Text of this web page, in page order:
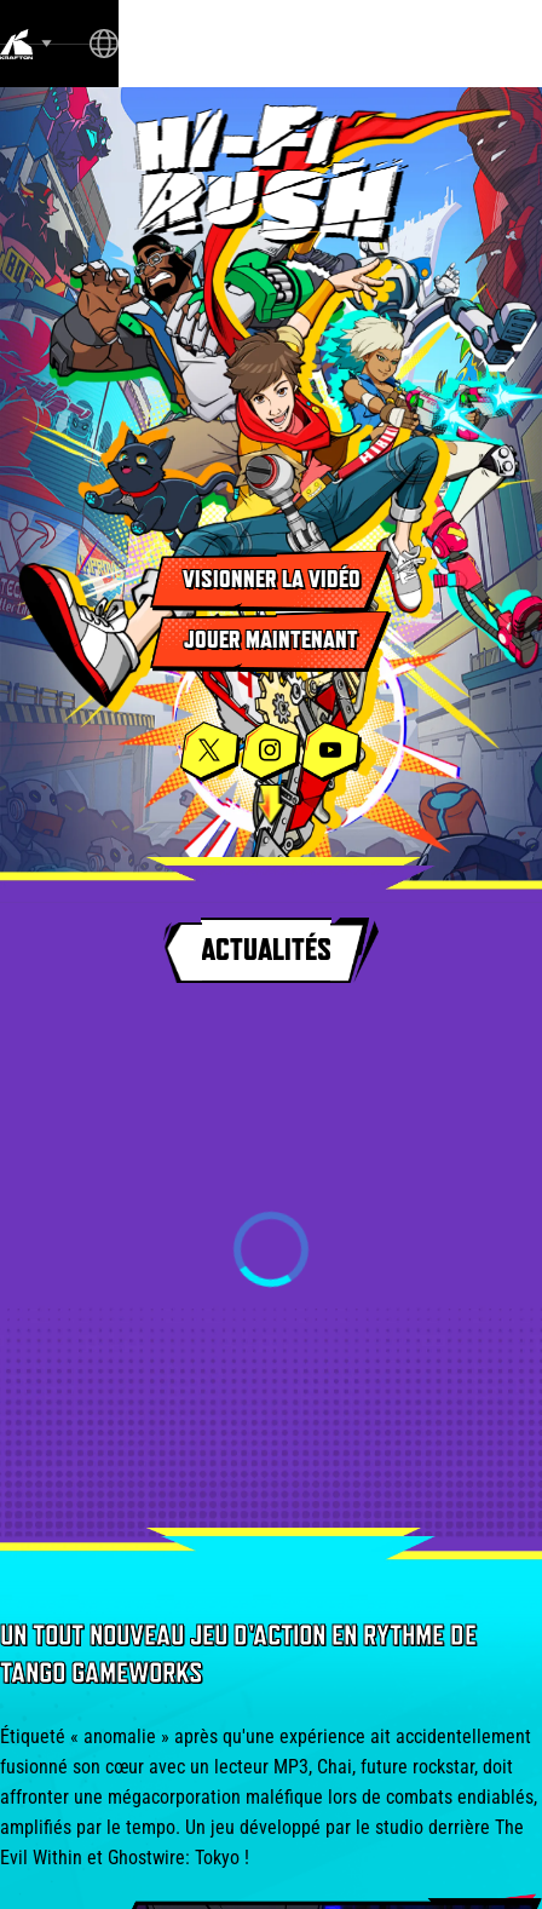
VISIONNER LA VIDÉO
JOUER MAINTENANT
ACTUALITÉS
UN TOUT NOUVEAU JEU D'ACTION EN RYTHME DE
TANGO GAMEWORKS
Étiqueté « anomalie » après qu'une expérience ait accidentellement
fusionné son cœur avec un lecteur MP3, Chai, future rockstar, doit
affronter une mégacorporation maléfique lors de combats endiablés,
amplifiés par le tempo. Un jeu développé par le studio derrière The
Evil Within et Ghostwire: Tokyo !